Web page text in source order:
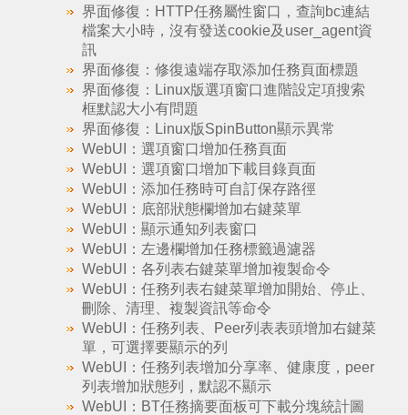
界面修復：HTTP任務屬性窗口，查詢bc連結
檔案大小時，沒有發送cookie及user_agent資
訊
界面修復：修復遠端存取添加任務頁面標題
界面修復：Linux版選項窗口進階設定項搜索
框默認大小有問題
界面修復：Linux版SpinButton顯示異常
WebUI：選項窗口增加任務頁面
WebUI：選項窗口增加下載目錄頁面
WebUI：添加任務時可自訂保存路徑
WebUI：底部狀態欄增加右鍵菜單
WebUI：顯示通知列表窗口
WebUI：左邊欄增加任務標籤過濾器
WebUI：各列表右鍵菜單增加複製命令
WebUI：任務列表右鍵菜單增加開始、停止、
刪除、清理、複製資訊等命令
WebUI：任務列表、Peer列表表頭增加右鍵菜
單，可選擇要顯示的列
WebUI：任務列表增加分享率、健康度，peer
列表增加狀態列，默認不顯示
WebUI：BT任務摘要面板可下載分塊統計圖